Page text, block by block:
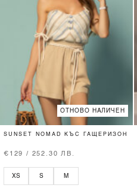
ОТНОВО НАЛИЧЕН
SUNSET NOMAD КЪС ГАЩЕРИЗОН
€129 / 252.30 ЛВ.
XS S M